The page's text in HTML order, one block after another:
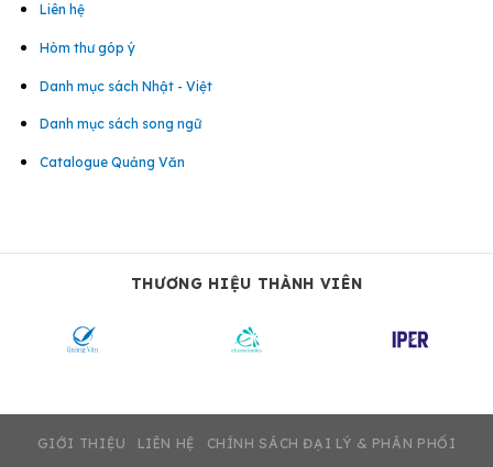
Liên hệ
Hòm thư góp ý
Danh mục sách Nhật - Việt
Danh mục sách song ngữ
Catalogue Quảng Văn
THƯƠNG HIỆU THÀNH VIÊN
GIỚI THIỆU LIÊN HỆ CHÍNH SÁCH ĐẠI LÝ & PHÂN PHỐI